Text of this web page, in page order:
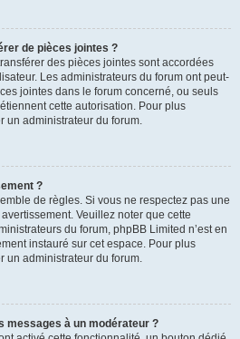
de pièces jointes ?
des pièces jointes sont accordées
Les administrateurs du forum ont peut-
jointes dans le forum concerné, ou seuls
cette autorisation. Pour plus
un administrateur du forum.
?
de règles. Si vous ne respectez pas une
Veuillez noter que cette
du forum, phpBB Limited n’est en
instauré sur cet espace. Pour plus
un administrateur du forum.
messages à un modérateur ?